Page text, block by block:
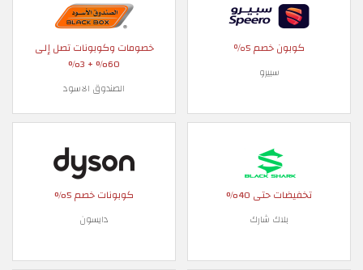
كوبون خصم 5٪
سبيرو
خصومات وكوبونات تصل إلى
60% + 3%
الصندوق الاسود
تخفيضات حتى 40%
بلاك شارك
كوبونات خصم 5%
دايسون